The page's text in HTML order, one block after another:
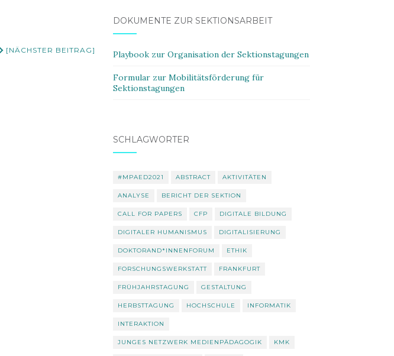
[NÄCHSTER BEITRAG]
DOKUMENTE ZUR SEKTIONSARBEIT
Playbook zur Organisation der Sektionstagungen
Formular zur Mobilitätsförderung für
Sektionstagungen
SCHLAGWÖRTER
#MPAED2021 ABSTRACT AKTIVITÄTEN
ANALYSE BERICHT DER SEKTION
CALL FOR PAPERS CFP DIGITALE BILDUNG
DIGITALER HUMANISMUS DIGITALISIERUNG
DOKTORAND*INNENFORUM ETHIK
FORSCHUNGSWERKSTATT FRANKFURT
FRÜHJAHRSTAGUNG GESTALTUNG
HERBSTTAGUNG HOCHSCHULE INFORMATIK
INTERAKTION
JUNGES NETZWERK MEDIENPÄDAGOGIK KMK